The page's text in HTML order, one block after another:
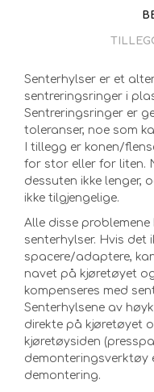
Senterhylser er et
sentreringsringer i
Sentreringsringer er
toleranser, noe som
I tillegg er konen/
for stor eller for liten.
dessuten ikke lenger,
ikke tilgjengelige.
Alle disse
senterhylser. Hvis det
spacere/adaptere,
navet på kjøretøyet
kompenseres med
Senterhylsene av
direkte på kjøretøyet
kjøretøysiden
demonteringsverktøy
demontering.